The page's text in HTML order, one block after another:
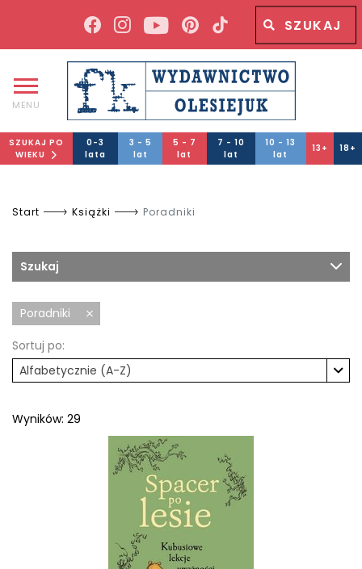
Wyszukiwana fraza
MENU
SZUKAJ PO
WIEKU
0-3
lata
3 - 5
lat
5 - 7
lat
7 - 10
lat
10 - 13
lat
13+ 18+
Start Książki Poradniki
Szukaj
Poradniki
Sortuj po:
Alfabetycznie (A-Z)
Wyników: 29